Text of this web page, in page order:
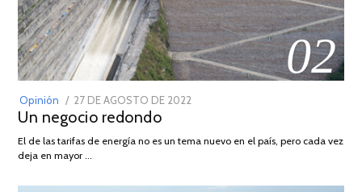
02
Opinión
POSTED
ON
27 DE AGOSTO DE 2022
DE
Un negocio redondo
El de las tarifas de energía no es un tema nuevo en el país, pero cada vez
deja en mayor …